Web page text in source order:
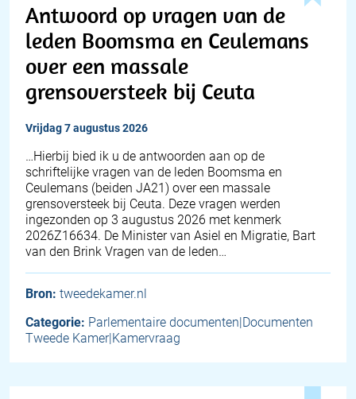
Antwoord op vragen van de
leden Boomsma en Ceulemans
over een massale
grensoversteek bij Ceuta
vrijdag 7 augustus 2026
… Hierbij bied ik u de antwoorden aan op de
schriftelijke vragen van de leden Boomsma en
Ceulemans (beiden JA21) over een massale
grensoversteek bij Ceuta. Deze vragen werden
ingezonden op 3 augustus 2026 met kenmerk
2026Z16634. De Minister van Asiel en Migratie, Bart
van den Brink Vragen van de leden…
Bron: tweedekamer.nl
Categorie: Parlementaire documenten|Documenten
Tweede Kamer|Kamervraag